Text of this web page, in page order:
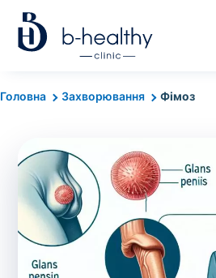
Головна Захворювання Фімоз
Аналізи
Вартість забору крові - 50
Вартість забору
35 грн
Всього: